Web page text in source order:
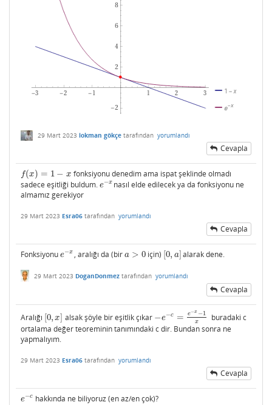
29 Mart 2023 lokman gökçe tarafından yorumlandı
Cevapla
f(x) = 1 − x
f(x)=1 −x
fonksiyonu denedim ama ispat şeklinde olmadı
sadece eşitliği buldum. e−x
e−x nasıl elde edilecek ya da fonksiyonu ne
almamız gerekiyor
29 Mart 2023 Esra06 tarafından yorumlandı
Cevapla
Fonksiyonu e−x
e−x , aralığı da (bir a > 0
a>0 için) [0, a]
[0, a] alarak dene.
29 Mart 2023 DoganDonmez tarafından yorumlandı
Cevapla
Aralığı [0, x]
0,x] alsak şöyle bir eşitlik çıkar −e−c = e−x −1
x
−e−c= e−x −1x
buradaki c
ortalama değer teoreminin tanımındaki c dir. Bundan sonra ne
yapmalıyım.
29 Mart 2023 Esra06 tarafından yorumlandı
Cevapla
e−c
e−c hakkında ne biliyoruz (en az/en çok)?